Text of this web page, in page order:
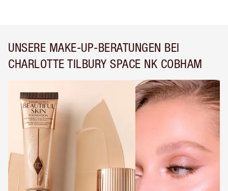
UNSERE MAKE-UP-BERATUNGEN BEI
CHARLOTTE TILBURY SPACE NK COBHAM